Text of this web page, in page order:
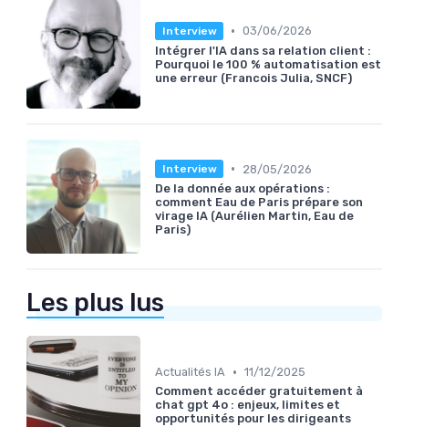
Interview • 03/06/2026
Intégrer l'IA dans sa relation client :
Pourquoi le 100 % automatisation est
une erreur (Francois Julia, SNCF)
Interview •
28/05/2026
De la donnée aux opérations :
comment Eau de Paris prépare son
virage IA (Aurélien Martin, Eau de
Paris)
Les plus lus
Actualités IA • 11/12/2025
Comment accéder gratuitement à
chat gpt 4o : enjeux, limites et
opportunités pour les dirigeants